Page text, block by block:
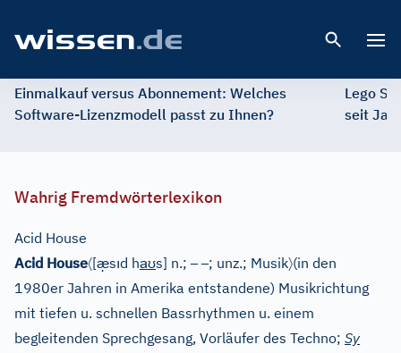
Einmalkauf versus Abonnement: Welches
Software-Lizenzmodell passt zu Ihnen?
Lego
seit
Wahrig Fremdwörterlexikon
Acid House
Acid House〈[æ̣sıd haʊs] n.;––; unz.; Musik〉(in den
1980er Jahren in Amerika entstandene) Musikrichtung
mit tiefen u. schnellen Bassrhythmen u. einem
begleitenden Sprechgesang, Vorläufer des Techno; Sy